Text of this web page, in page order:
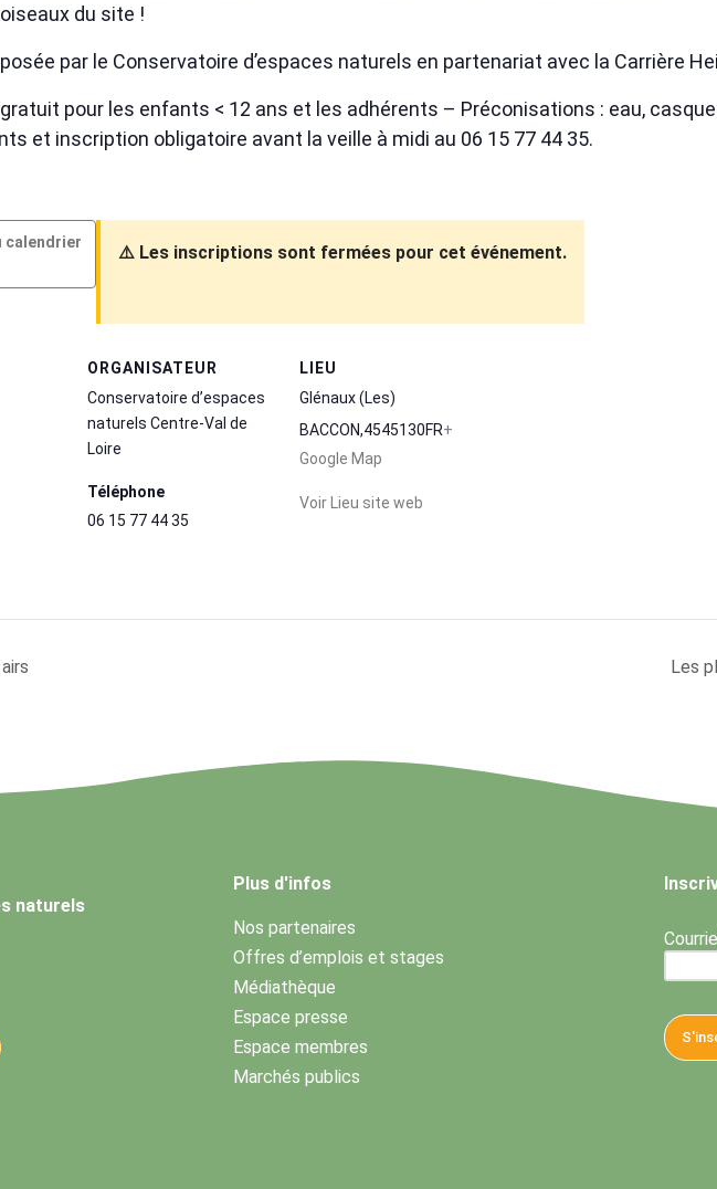
du site !
par le Conservatoire d’espaces naturels en partenariat avec la Carrière
pour les enfants < 12 ans et les adhérents – Préconisations : eau,
et inscription obligatoire avant la veille à midi au 06 15 77 44 35.
calendrier ⚠️ Les inscriptions sont fermées pour cet événement.
ORGANISATEUR
Conservatoire d’espaces
naturels Centre-Val de
Loire
Téléphone
06 15 77 44 35
LIEU
Glénaux (Les)
BACCON,4545130FR+
Google Map
Voir Lieu site web
Les
naturels
Plus d'infos
Nos partenaires
Offres d’emplois et stages
Médiathèque
Espace presse
Espace membres
Marchés publics